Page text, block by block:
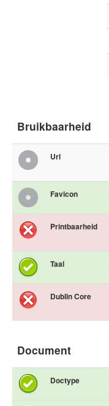
Bruikbaarheid
Url
Favicon
Printbaarheid
Taal
Dublin Core
Document
Doctype